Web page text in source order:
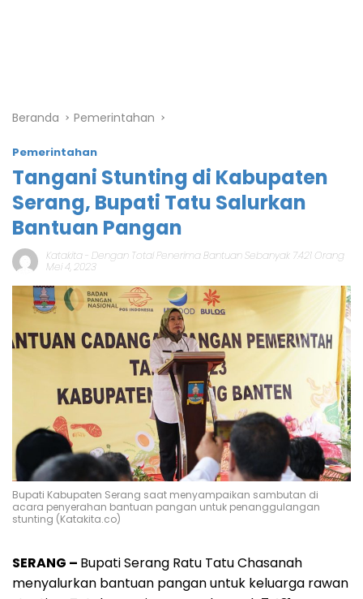
Beranda Pemerintahan
Pemerintahan
Tangani Stunting di Kabupaten
Serang, Bupati Tatu Salurkan
Bantuan Pangan
Katakita- Dengan Total Penerima Bantuan Sebanyak 7.421 Orang
Mei 4, 2023
Bupati Kabupaten Serang saat menyampaikan sambutan di
acara penyerahan bantuan pangan untuk penanggulangan
stunting (Katakita.co)
SERANG – Bupati Serang Ratu Tatu Chasanah
menyalurkan bantuan pangan untuk keluarga rawan